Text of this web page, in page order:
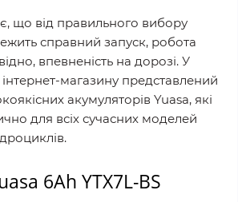
що від правильного вибору
справний запуск, робота
впевненість на дорозі. У
магазину представлений
акумуляторів Yuasa, які
для всіх сучасних моделей
6Ah YTX7L-BS